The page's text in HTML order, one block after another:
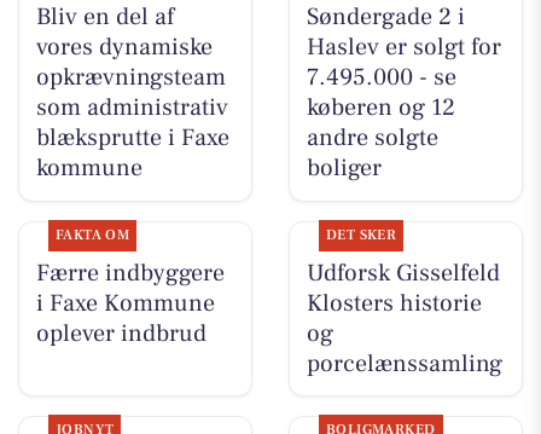
Bliv en del af
vores dynamiske
opkrævningsteam
som administrativ
blæksprutte i Faxe
kommune
Søndergade 2 i
Haslev er solgt for
7.495.000 - se
køberen og 12
andre solgte
boliger
FAKTA OM
Færre indbyggere
i Faxe Kommune
oplever indbrud
DET SKER
Udforsk Gisselfeld
Klosters historie
og
porcelænssamling
JOBNYT BOLIGMARKED